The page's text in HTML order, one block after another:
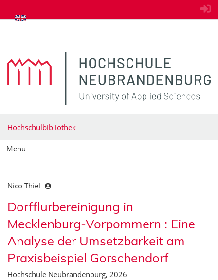
zum Inhalt springen
Hochschulbibliothek
Menü
Nico Thiel
Dorfflurbereinigung in
Mecklenburg-Vorpommern : Eine
Analyse der Umsetzbarkeit am
Praxisbeispiel Gorschendorf
Hochschule Neubrandenburg, 2026